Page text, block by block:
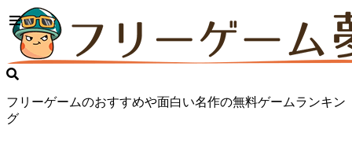
フリーゲームのおすすめや面白い名作の無料ゲームランキン
グ